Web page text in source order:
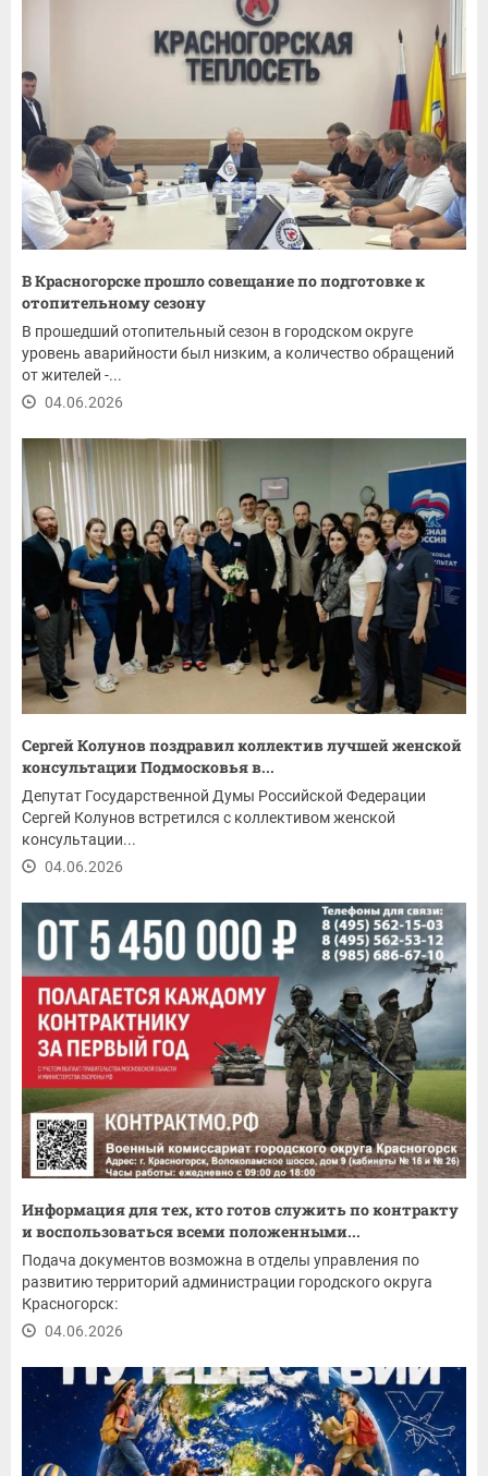
В Красногорске прошло совещание по подготовке к
отопительному сезону
В прошедший отопительный сезон в городском округе
уровень аварийности был низким, а количество обращений
от жителей -...
04.06.2026
Сергей Колунов поздравил коллектив лучшей женской
консультации Подмосковья в...
Депутат Государственной Думы Российской Федерации
Сергей Колунов встретился с коллективом женской
консультации...
04.06.2026
Информация для тех, кто готов служить по контракту
и воспользоваться всеми положенными...
Подача документов возможна в отделы управления по
развитию территорий администрации городского округа
Красногорск:
04.06.2026